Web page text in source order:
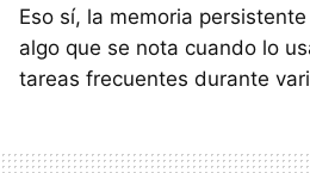
Eso sí, la memoria
algo que se nota cuando lo
tareas frecuentes durante